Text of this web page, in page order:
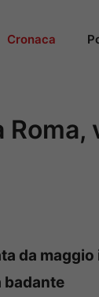
Cronaca
da
badante